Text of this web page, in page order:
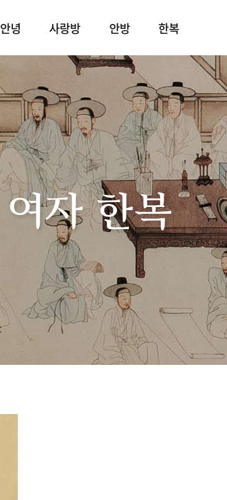
안녕 사랑방 안방 한복
여자 한복